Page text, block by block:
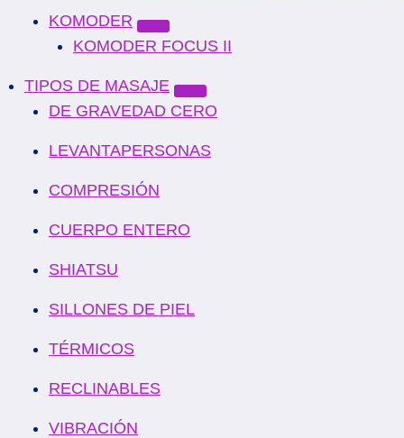
KOMODER
KOMODER FOCUS II
TIPOS DE MASAJE
DE GRAVEDAD CERO
LEVANTAPERSONAS
COMPRESIÓN
CUERPO ENTERO
SHIATSU
SILLONES DE PIEL
TÉRMICOS
RECLINABLES
VIBRACIÓN